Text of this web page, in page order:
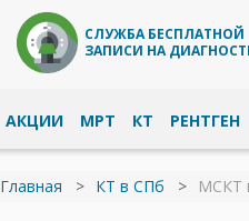
СЛУЖБА БЕСПЛАТНОЙ
ЗАПИСИ НА
АКЦИИ МРТ КТ РЕНТГЕН
Главная КТ в СПб МСКТ